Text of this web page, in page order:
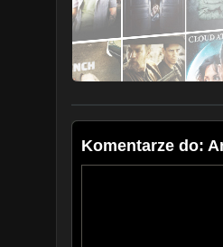
Komentarze do: